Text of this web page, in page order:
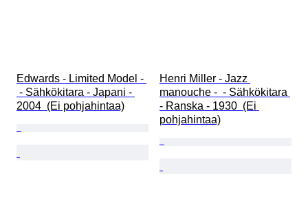
Edwards - Limited Model -
- Sähkökitara - Japani -
2004  (Ei pohjahintaa)
Henri Miller - Jazz
manouche -  - Sähkökitara
- Ranska - 1930  (Ei
pohjahintaa)